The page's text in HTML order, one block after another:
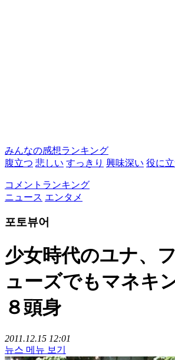
みんなの感想ランキング
腹立つ 悲しい すっきり 興味深い 役に
コメントランキング
ニュース エンタメ
포토뷰어
少女時代のユナ、
ューズでもマネキ
８頭身
2011.12.15 12:01
뉴스 메뉴 보기